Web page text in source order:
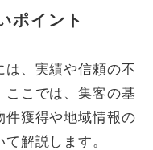
ポイント
は、実績や信頼の不
ここでは、集客の基
件獲得や地域情報の
解説します。